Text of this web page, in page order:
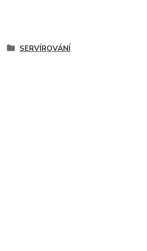
SERVÍROVÁNÍ